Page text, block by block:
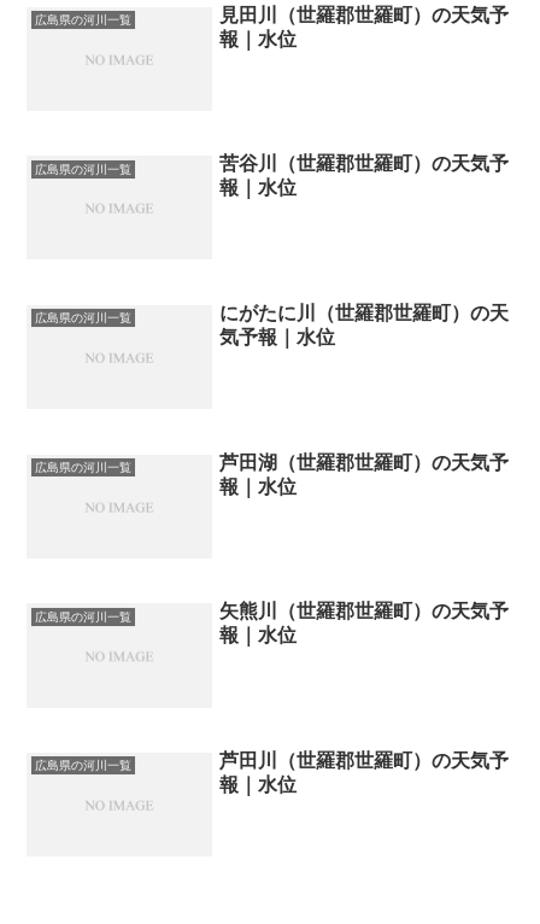
広島県の河川一覧
見田川（世羅郡世羅町）の天気予
報｜水位
広島県の河川一覧
苦谷川（世羅郡世羅町）の天気予
報｜水位
広島県の河川一覧
にがたに川（世羅郡世羅町）の天
気予報｜水位
広島県の河川一覧
芦田湖（世羅郡世羅町）の天気予
報｜水位
広島県の河川一覧
矢熊川（世羅郡世羅町）の天気予
報｜水位
広島県の河川一覧
芦田川（世羅郡世羅町）の天気予
報｜水位